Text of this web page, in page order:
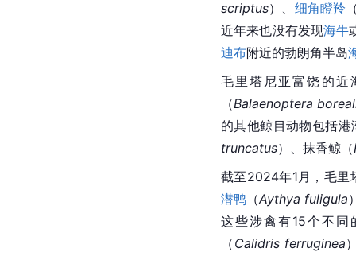
scriptus）、 细角瞪羚
近年来也没有发现海牛
迪布附近的勃朗角半岛
毛里塔尼亚富饶的近
（Balaenoptera
的其他鲸目动物包括港
truncatus）、 抹香鲸 （
截至2024年1月，毛里
潜鸭 （Aythya fuligula
这些涉禽有15个不
（ Calidris ferruginea